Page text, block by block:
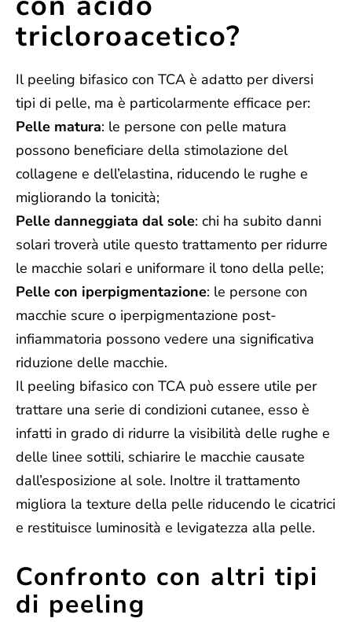
tricloroacetico?
Il peeling bifasico con TCA è adatto perdiversi
tipi di pelle, ma è particolarmente efficace per:
Pelle matura: le persone con pelle matura
possono beneficiare della stimolazione del
collagene e dell’elastina, riducendo le rughe e
migliorando la tonicità;
Pelle danneggiata dal sole: chi ha subito danni
solari troverà utile questo trattamento per ridurre
le macchie solari e uniformare il tono della pelle;
Pelle con iperpigmentazione: le persone con
macchie scure o iperpigmentazione post-
infiammatoria possono vedere una significativa
riduzione delle macchie.
Il peeling bifasico con TCA può essere utile per
trattare una serie di condizioni cutanee, esso è
infatti in grado di ridurre la visibilità delle rughe e
delle linee sottili, schiarire le macchie causate
dall’esposizione al sole. Inoltre il trattamento
migliora la texture della pelle riducendo le cicatrici
e restituisce luminosità e levigatezza alla pelle.
Confronto con altri tipi
di peeling